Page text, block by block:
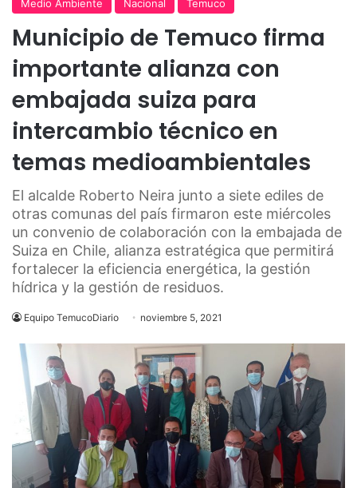
Medio Ambiente
Nacional Temuco
Municipio de Temuco firma
importante alianza con
embajada suiza para
intercambio técnico en
temas medioambientales
El alcalde Roberto Neira junto a siete ediles de
otras comunas del país firmaron este miércoles
un convenio de colaboración con la embajada de
Suiza en Chile, alianza estratégica que permitirá
fortalecer la eficiencia energética, la gestión
hídrica y la gestión de residuos.
Equipo TemucoDiario noviembre 5, 2021